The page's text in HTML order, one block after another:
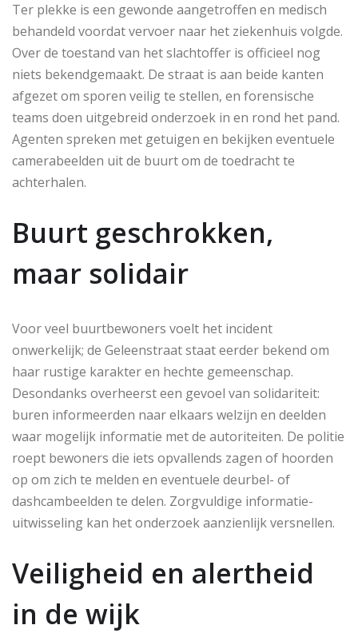
Ter plekke is een gewonde aangetroffen en medisch
behandeld voordat vervoer naar het ziekenhuis volgde.
Over de toestand van het slachtoffer is officieel nog
niets bekendgemaakt. De straat is aan beide kanten
afgezet om sporen veilig te stellen, en forensische
teams doen uitgebreid onderzoek in en rond het pand.
Agenten spreken met getuigen en bekijken eventuele
camerabeelden uit de buurt om de toedracht te
achterhalen.
Buurt geschrokken,
maar solidair
Voor veel buurtbewoners voelt het incident
onwerkelijk; de Geleenstraat staat eerder bekend om
haar rustige karakter en hechte gemeenschap.
Desondanks overheerst een gevoel van solidariteit:
buren informeerden naar elkaars welzijn en deelden
waar mogelijk informatie met de autoriteiten. De politie
roept bewoners die iets opvallends zagen of hoorden
op om zich te melden en eventuele deurbel- of
dashcambeelden te delen. Zorgvuldige informatie-
uitwisseling kan het onderzoek aanzienlijk versnellen.
Veiligheid en alertheid
in de wijk